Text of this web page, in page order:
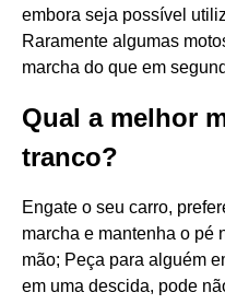
embora seja possível
Raramente algumas
marcha do que em
Qual a melhor
tranco?
Engate o seu carro,
marcha e mantenha o pé
mão; Peça para alguém
em uma descida, pode